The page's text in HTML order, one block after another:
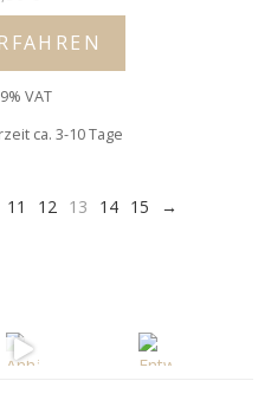
VAT
ca. 3-10 Tage
11 12 13 14 15 →